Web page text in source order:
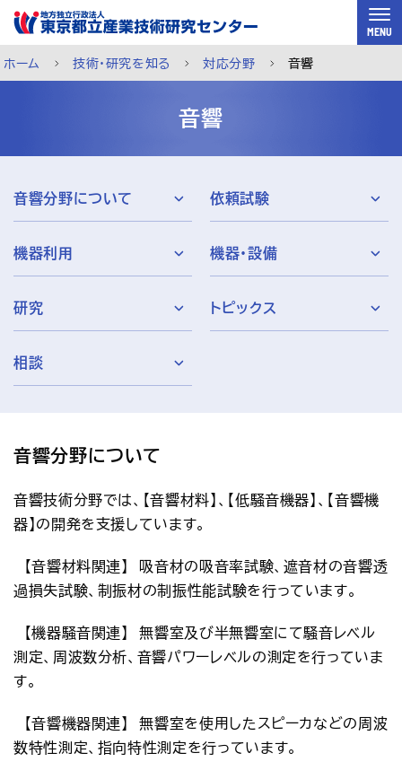
スキップして本文へ
MENU
チャットで相談
プレスリリース
ホーム 技術・研究を知る 対応分野 音響
音響
音響分野について 依頼試験
機器利用 機器・設備
研究 トピックス
相談
音響分野について
音響技術分野では、【音響材料】、【低騒音機器】、【音響機
器】の開発を支援しています。
【音響材料関連】　吸音材の吸音率試験、遮音材の音響透
過損失試験、制振材の制振性能試験を行っています。
【機器騒音関連】　無響室及び半無響室にて騒音レベル
測定、周波数分析、音響パワーレベルの測定を行っていま
す。
【音響機器関連】　無響室を使用したスピーカなどの周波
数特性測定、指向特性測定を行っています。